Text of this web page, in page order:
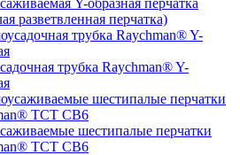
Y-образная перчатка
разветвленная перчатка)
трубка Raychman® Y-
шестипалые перчатки
ТСТ СВ6